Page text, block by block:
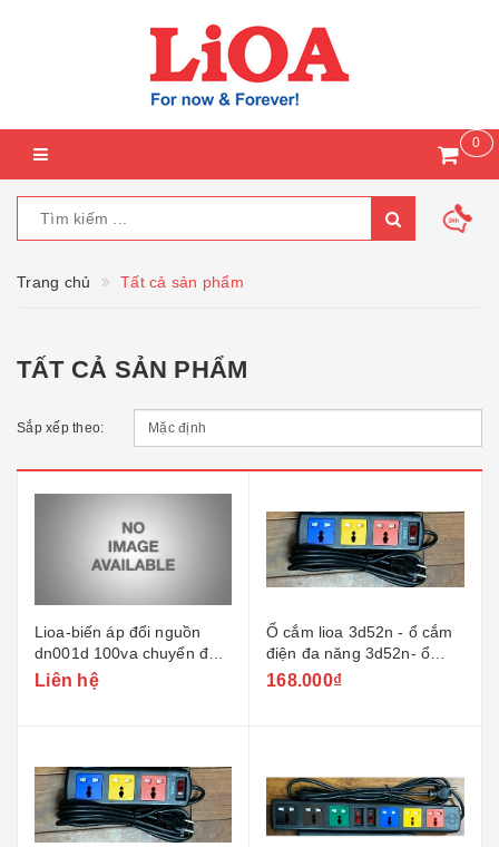
0
Trang chủ Tất cả sản phẩm
TẤT CẢ SẢN PHẨM
Sắp xếp theo:
Lioa-biến áp đổi nguồn
dn001d 100va chuyển đổi
220v sang 100v 110v 120v
Liên hệ
Ổ cắm lioa 3d52n - ổ cắm
điện đa năng 3d52n- ổ
cắm 3 chấu đa năng dài
168.000₫